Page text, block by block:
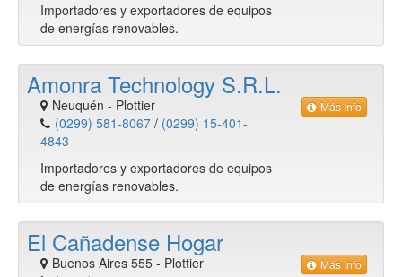
Importadores y exportadores de equipos
de energías renovables.
Amonra Technology S.R.L.
Neuquén - Plottier
(0299) 581-8067 / (0299) 15-401-
4843
Importadores y exportadores de equipos
de energías renovables.
Más Info
El Cañadense Hogar
Buenos Aires 555 - Plottier
Más Info